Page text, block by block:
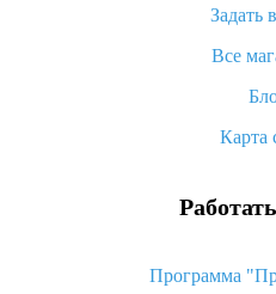
Что делать, если не
Задать
Все
Карта
Программа